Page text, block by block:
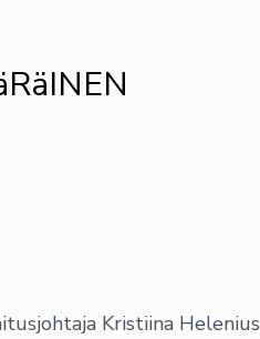
Kristiina Helenius